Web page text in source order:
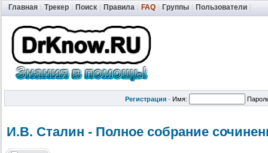
Главная Трекер Поиск Правила FAQ Группы Пользователи
Регистрация · Имя:
И.В. Сталин - Полное собрание